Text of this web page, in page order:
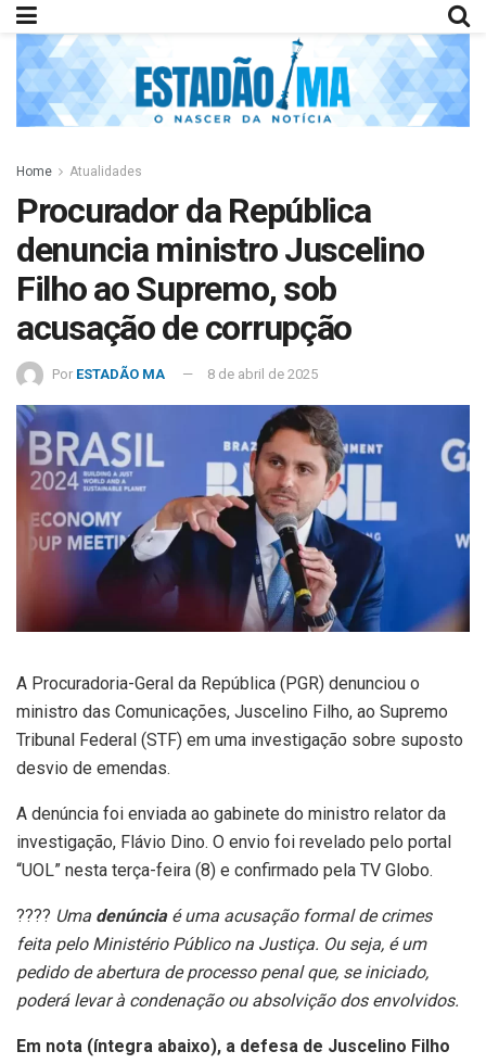
Home Atualidades
Procurador da República
denuncia ministro Juscelino
Filho ao Supremo, sob
acusação de corrupção
Por ESTADÃO MA 8 de abril de 2025
A Procuradoria-Geral da República (PGR) denunciou o
ministro das Comunicações, Juscelino Filho, ao Supremo
Tribunal Federal (STF) em uma investigação sobre suposto
desvio de emendas.
A denúncia foi enviada ao gabinete do ministro relator da
investigação, Flávio Dino. O envio foi revelado pelo portal
“UOL” nesta terça-feira (8) e confirmado pela TV Globo.
???? Uma denúncia é uma acusação formal de crimes
feita pelo Ministério Público na Justiça. Ou seja, é um
pedido de abertura de processo penal que, se iniciado,
poderá levar à condenação ou absolvição dos envolvidos.
Em nota (íntegra abaixo), a defesa de Juscelino Filho